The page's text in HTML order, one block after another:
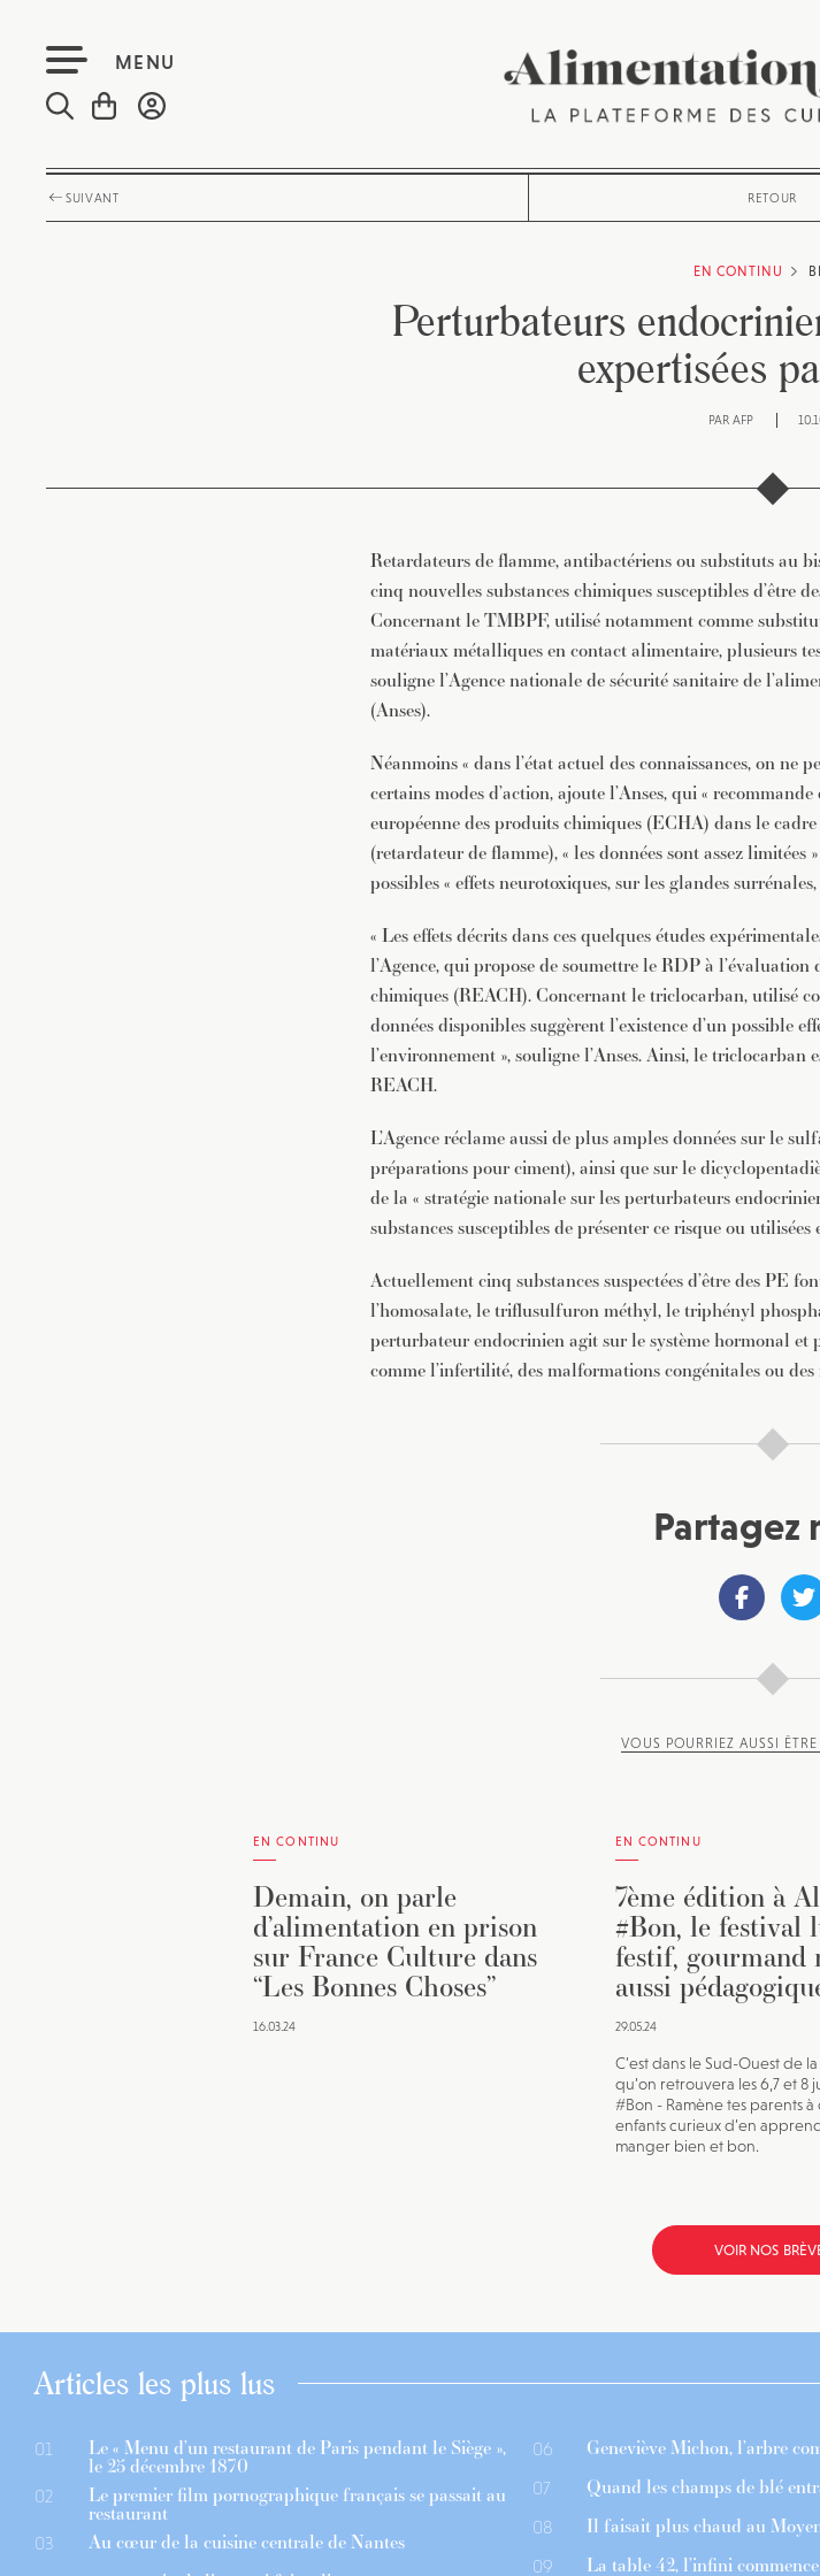
MENU
SUIVANT RETOUR
EN CONTINU
Perturbateurs
expertisées
PAR AFP
Retardateurs de flamme, antibactériens ou substituts au
cinq nouvelles substances chimiques susceptibles d’être
Concernant le TMBPF, utilisé notamment comme
matériaux métalliques en contact alimentaire, plusieurs
souligne l’Agence nationale de sécurité sanitaire de
(Anses).
Néanmoins « dans l’état actuel des connaissances, on ne
certains modes d’action, ajoute l’Anses, qui «
européenne des produits chimiques (ECHA) dans le
(retardateur de flamme), « les données sont assez limitées
possibles « effets neurotoxiques, sur les glandes
« Les effets décrits dans ces quelques études
l’Agence, qui propose de soumettre le RDP à l’évaluation
chimiques (REACH). Concernant le triclocarban, utilisé
données disponibles suggèrent l’existence d’un possible
l’environnement », souligne l’Anses. Ainsi, le
REACH.
L’Agence réclame aussi de plus amples données sur le
préparations pour ciment), ainsi que sur le
de la « stratégie nationale sur les perturbateurs
substances susceptibles de présenter ce risque ou
Actuellement cinq substances suspectées d’être des PE
l’homosalate, le triflusulfuron méthyl, le triphényl
perturbateur endocrinien agit sur le système hormonal et
comme l’infertilité, des malformations congénitales ou
Partagez
VOUS POURRIEZ AUSSI ÊTRE
EN CONTINU
Demain, on parle
d’alimentation en prison
sur France Culture dans
“Les Bonnes Choses”
16.03.24
EN CONTINU
7ème édition à
#Bon, le festival
festif, gourmand
aussi
29.05.24
C’est dans le Sud-Ouest de
qu’on retrouvera les 6,7 et 8
#Bon - Ramène tes parents
enfants curieux d’en
manger bien et bon.
VOIR NOS
Articles les plus lus
01 Le « Menu d’un restaurant de Paris pendant le Siège »,
le 25 décembre 1870
02 Le premier film pornographique français se passait au
restaurant
03 Au cœur de la cuisine centrale de Nantes
06 Geneviève Michon, l’arbre
07 Quand les champs de blé
08 Il faisait plus chaud au
09 La table 42, l’infini